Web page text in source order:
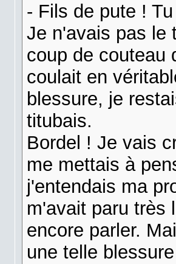
- Fils de pute !
Je n'avais pas le
coup de couteau
coulait en
blessure, je
titubais.
Bordel ! Je vais
me mettais à
j'entendais ma
m'avait paru très
encore parler.
une telle